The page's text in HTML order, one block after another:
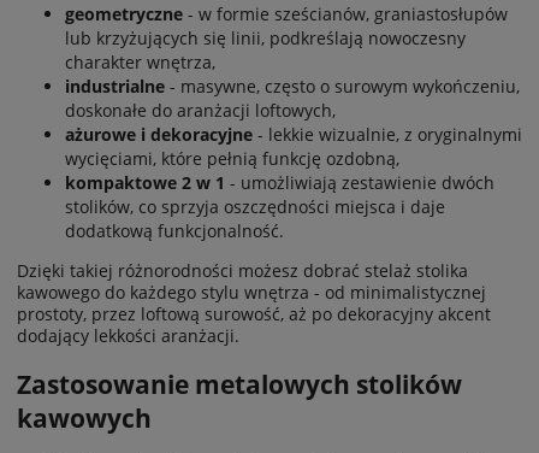
geometryczne - w formie sześcianów, graniastosłupów
lub krzyżujących się linii, podkreślają nowoczesny
charakter wnętrza,
industrialne - masywne, często o surowym wykończeniu,
doskonałe do aranżacji loftowych,
ażurowe i dekoracyjne - lekkie wizualnie, z oryginalnymi
wycięciami, które pełnią funkcję ozdobną,
kompaktowe 2 w 1 - umożliwiają zestawienie dwóch
stolików, co sprzyja oszczędności miejsca i daje
dodatkową funkcjonalność.
Dzięki takiej różnorodności możesz dobrać stelaż stolika
kawowego do każdego stylu wnętrza - od minimalistycznej
prostoty, przez loftową surowość, aż po dekoracyjny akcent
dodający lekkości aranżacji.
Zastosowanie metalowych stolików
kawowych